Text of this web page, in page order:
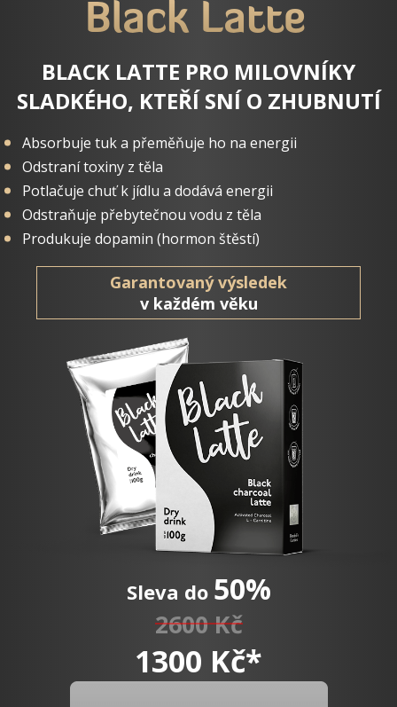
Black Latte
BLACK LATTE PRO MILOVNÍKY
SLADKÉHO, KTEŘÍ SNÍ O ZHUBNUTÍ
Absorbuje tuk a přeměňuje ho na energii
Odstraní toxiny z těla
Potlačuje chuť k jídlu a dodává energii
Odstraňuje přebytečnou vodu z těla
Produkuje dopamin (hormon štěstí)
Garantovaný výsledek
v každém věku
Sleva do 50%
2600 Kč
1300 Kč*